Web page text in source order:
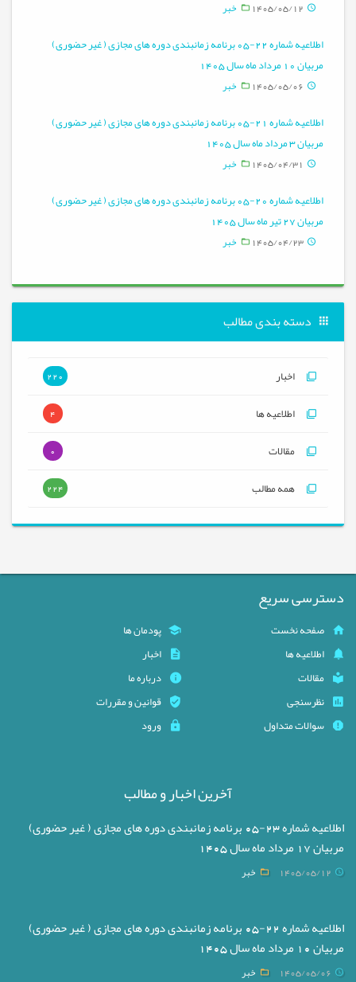
1405/05/12 خبر
اطلاعیه شماره 22-05 برنامه زمانبندی دوره های مجازی ( غیر حضوری)
مربیان 10 مرداد ماه سال 1405
1405/05/06 خبر
اطلاعیه شماره 21-05 برنامه زمانبندی دوره های مجازی ( غیر حضوری)
مربیان 3 مرداد ماه سال 1405
1405/04/31 خبر
اطلاعیه شماره 20-05 برنامه زمانبندی دوره های مجازی ( غیر حضوری)
مربیان 27 تیر ماه سال 1405
1405/04/23 خبر
دسته بندی مطالب
اخبار 220
اطلاعیه ها 4
مقالات 0
همه مطالب 224
دسترسی سریع
صفحه نخست
پودمان ها
اطلاعیه ها
اخبار
مقالات
درباره ما
نظرسنجی
قوانین و مقررات
سوالات متداول
ورود
آخرین اخبار و مطالب
اطلاعیه شماره 23-05 برنامه زمانبندی دوره های مجازی ( غیر حضوری)
مربیان 17 مرداد ماه سال 1405
1405/05/12 خبر
اطلاعیه شماره 22-05 برنامه زمانبندی دوره های مجازی ( غیر حضوری)
مربیان 10 مرداد ماه سال 1405
1405/05/06 خبر